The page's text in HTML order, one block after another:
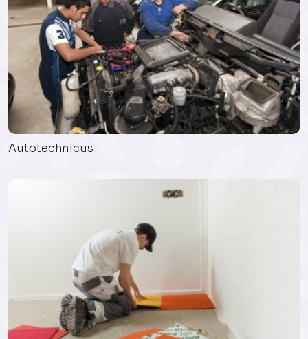
Autotechnicus